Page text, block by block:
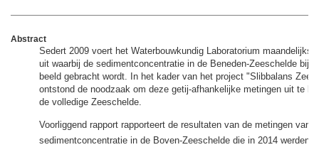
Abstract
Sedert 2009 voert het Waterbouwkundig Laboratorium
uit waarbij de sedimentconcentratie in de Beneden-Zeeschelde bij
beeld gebracht wordt. In het kader van het project "Slibbalans
ontstond de noodzaak om deze getij-afhankelijke metingen uit te
de volledige Zeeschelde.
Voorliggend rapport rapporteert de resultaten van de metingen van
sedimentconcentratie in de Boven-Zeeschelde die in 2014 werden